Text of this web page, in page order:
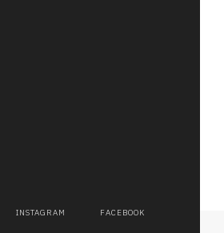
INSTAGRAM FACEBOOK